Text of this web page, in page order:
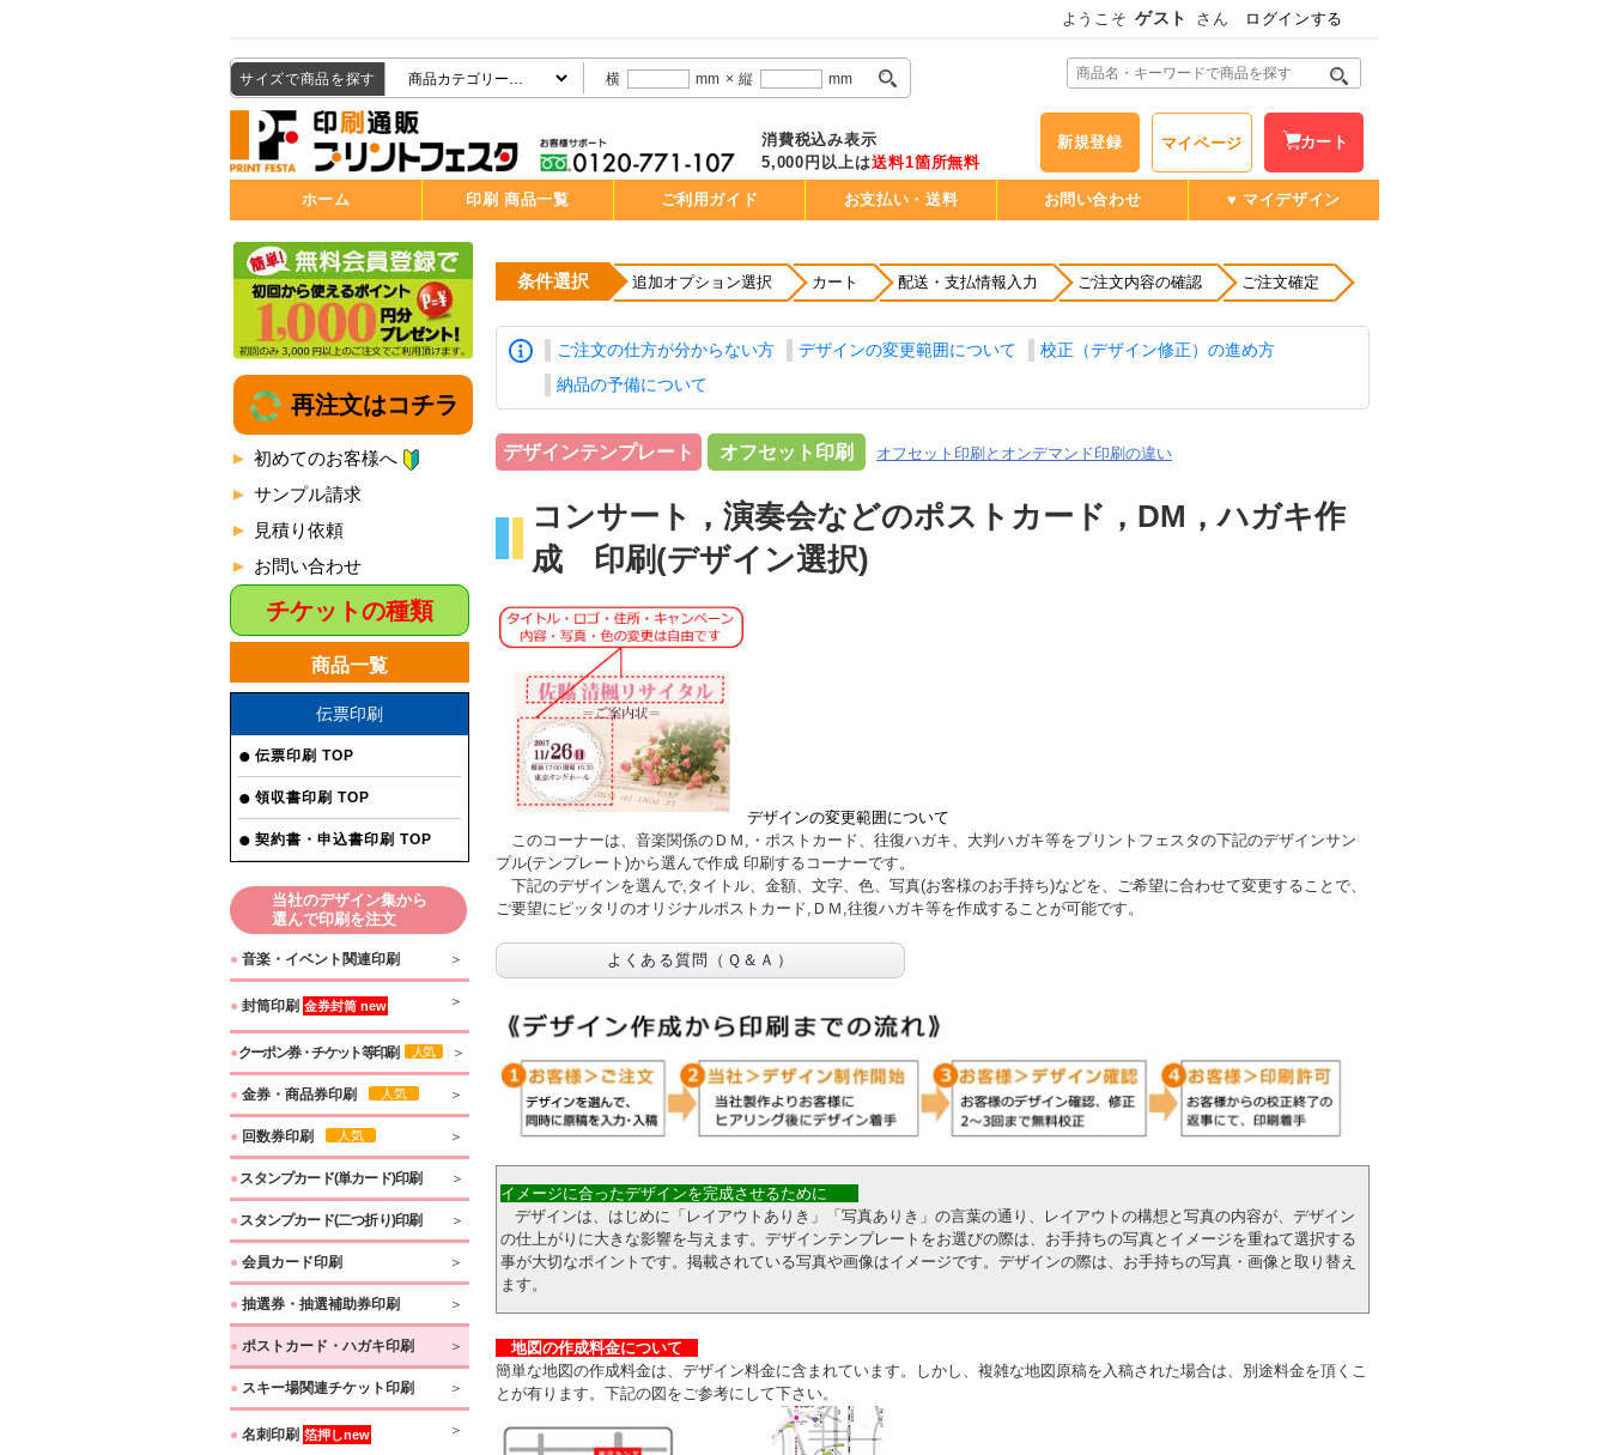
ようこそ ゲスト さん ログインする
サイズで商品を探す 横 mm × 縦 mm
消費税込み表示
5,000円以上は送料1箇所無料
新規登録 マイページ カート
ホーム 印刷 商品一覧 ご利用ガイド お支払い・送料 お問い合わせ ♥ マイデザイン
再注文はコチラ
初めてのお客様へ
サンプル請求
見積り依頼
お問い合わせ
チケットの種類
商品一覧
伝票印刷
伝票印刷 TOP
領収書印刷 TOP
契約書・申込書印刷 TOP
当社のデザイン集から
選んで印刷を注文
● 音楽・イベント関連印刷
● 封筒印刷 金券封筒 new
●クーポン券・チケット等印刷 人気
● 金券・商品券印刷 人気
● 回数券印刷 人気
● スタンプカード(単カード)印刷
● スタンプカード(二つ折り)印刷
● 会員カード印刷
● 抽選券・抽選補助券印刷
● ポストカード・ハガキ印刷
● スキー場関連チケット印刷
● 名刺印刷 箔押しnew
条件選択 追加オプション選択 カート 配送・支払情報入力 ご注文内容の確認 ご注文確定
ご注文の仕方が分からない方 デザインの変更範囲について
校正（デザイン修正）の進め方
納品の予備について
デザインテンプレート オフセット印刷 オフセット印刷とオンデマンド印刷の違い
コンサート，演奏会などのポストカード，DМ，ハガキ作
成 印刷(デザイン選択)
デザインの変更範囲について
このコーナーは、音楽関係のＤＭ,・ポストカード、往復ハガキ、大判ハガキ等をプリントフェスタの下記のデザインサン
プル(テンプレート)から選んで作成 印刷するコーナーです。
下記のデザインを選んで,タイトル、金額、文字、色、写真(お客様のお手持ち)などを、ご希望に合わせて変更することで、
ご要望にピッタリのオリジナルポストカード,ＤＭ,往復ハガキ等を作成することが可能です。
よくある質問（Ｑ＆Ａ）
イメージに合ったデザインを完成させるために
デザインは、はじめに「レイアウトありき」「写真ありき」の言葉の通り、レイアウトの構想と写真の内容が、デザイン
の仕上がりに大きな影響を与えます。デザインテンプレートをお選びの際は、お手持ちの写真とイメージを重ねて選択する
事が大切なポイントです。掲載されている写真や画像はイメージです。デザインの際は、お手持ちの写真・画像と取り替え
ます。
地図の作成料金について
簡単な地図の作成料金は、デザイン料金に含まれています。しかし、複雑な地図原稿を入稿された場合は、別途料金を頂くこ
とが有ります。下記の図をご参考にして下さい。